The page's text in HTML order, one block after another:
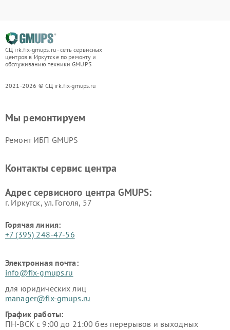
СЦ irk.fix-gmups.ru - сеть сервисных
центров в Иркутске по ремонту и
обслуживанию техники GMUPS
2021-2026 © СЦ irk.fix-gmups.ru
Мы ремонтируем
Ремонт ИБП GMUPS
Контакты сервис центра
Адрес сервисного центра GMUPS:
г. Иркутск, ул. ​Гоголя, 57
Горячая линия:
+7 (395) 248-47-56
Электронная почта:
info@fix-gmups.ru
для юридических лиц
manager@fix-gmups.ru
График работы:
ПН-ВСК с 9:00 до 21:00 без перерывов и выходных